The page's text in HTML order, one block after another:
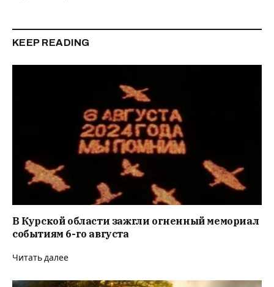
KEEP READING
В Курской области зажгли огненный мемориал
событиям 6-го августа
Читать далее